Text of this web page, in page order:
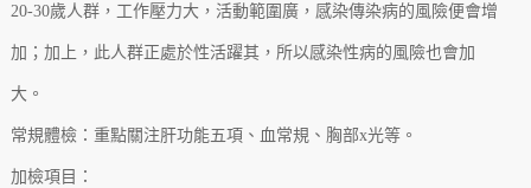
20-30歲人群，工作壓力大，活動範圍廣，感染傳染病的風險便會增
加；加上，此人群正處於性活躍其，所以感染性病的風險也會加
大。
常規體檢：重點關注肝功能五項、血常規、胸部x光等。
加檢項目：